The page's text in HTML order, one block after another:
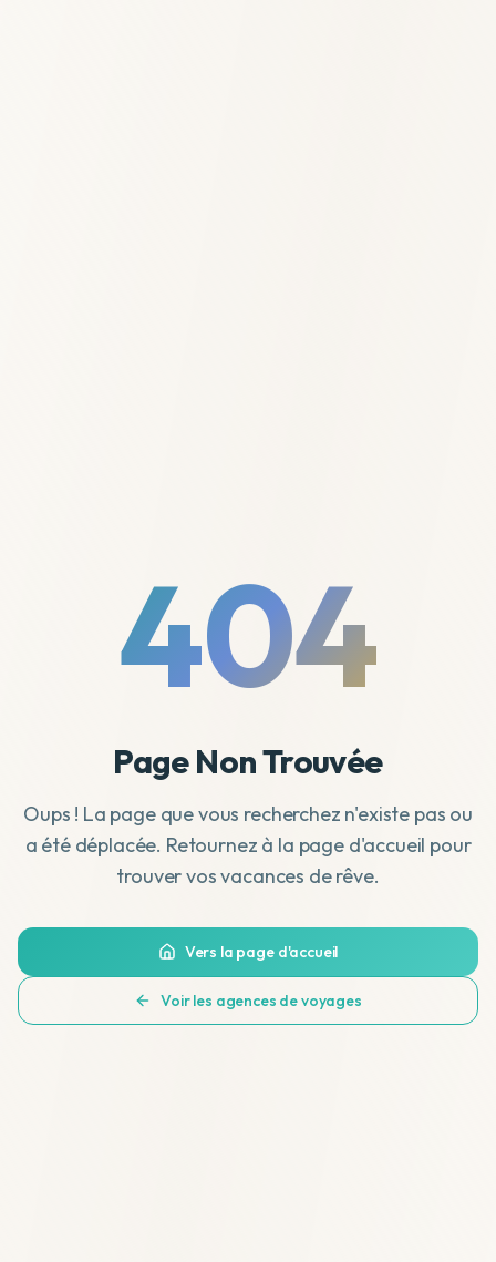
404
Page Non Trouvée
Oups ! La page que vous recherchez n'existe pas ou
a été déplacée. Retournez à la page d'accueil pour
trouver vos vacances de rêve.
Vers la page d'accueil
Voir les agences de voyages